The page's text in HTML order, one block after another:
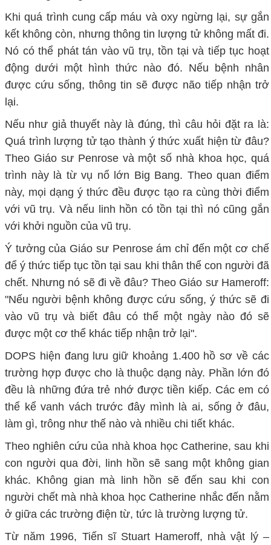
Khi quá trình cung cấp máu và oxy ngừng lại, sự gắn
kết không còn, nhưng thông tin lượng tử không mất đi.
Nó có thể phát tán vào vũ trụ, tồn tại và tiếp tục hoạt
động dưới một hình thức nào đó. Nếu bệnh nhân
được cứu sống, thông tin sẽ được não tiếp nhận trở
lại.
Nếu như giả thuyết này là đúng, thì câu hỏi đặt ra là:
Quá trình lượng tử tạo thành ý thức xuất hiện từ đâu?
Theo Giáo sư Penrose và một số nhà khoa học, quá
trình này là từ vụ nổ lớn Big Bang. Theo quan điểm
này, mọi dạng ý thức đều được tạo ra cùng thời điểm
với vũ trụ. Và nếu linh hồn có tồn tại thì nó cũng gắn
với khởi nguồn của vũ trụ.
Ý tưởng của Giáo sư Penrose ám chỉ đến một cơ chế
để ý thức tiếp tục tồn tại sau khi thân thể con người đã
chết. Nhưng nó sẽ đi về đâu? Theo Giáo sư Hameroff:
"Nếu người bệnh không được cứu sống, ý thức sẽ đi
vào vũ trụ và biết đâu có thể một ngày nào đó sẽ
được một cơ thể khác tiếp nhận trở lại".
DOPS hiện đang lưu giữ khoảng 1.400 hồ sơ về các
trường hợp được cho là thuộc dạng này. Phần lớn đó
đều là những đứa trẻ nhớ được tiền kiếp. Các em có
thể kể vanh vách trước đây mình là ai, sống ở đâu,
làm gì, trông như thế nào và nhiều chi tiết khác.
Theo nghiên cứu của nhà khoa học Catherine, sau khi
con người qua đời, linh hồn sẽ sang một không gian
khác. Không gian mà linh hồn sẽ đến sau khi con
người chết mà nhà khoa học Catherine nhắc đến nằm
ở giữa các trường điện từ, tức là trường lượng tử.
Từ năm 1996, Tiến sĩ Stuart Hameroff, nhà vật lý –